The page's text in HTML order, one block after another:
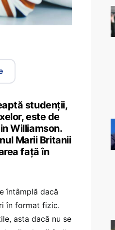
studenții,
este de
Williamson.
Marii Britanii
față în
întâmplă dacă
în format fizic.
asta dacă nu se